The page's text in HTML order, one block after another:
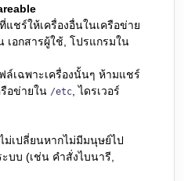
แชร์ให้เครื่องอื่นในเครือข่าย
เอกสารผู้ใช้, โปรแกรมใน
ล์เฉพาะเครื่องนั้นๆ ห้ามแชร์
อข่ายใน /etc, ไดรเวอร์
ม่เปลี่ยนหากไม่มีมนุษย์ไป
บบ (เช่น คำสั่งไบนารี,